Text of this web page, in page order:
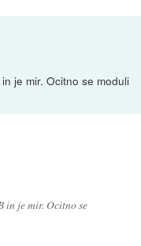
je mir. Ocitno se moduli
in je mir. Ocitno se